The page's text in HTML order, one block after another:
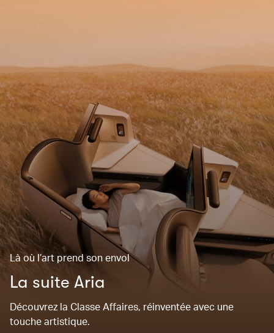
Là où l’art prend son envol
La suite Aria
Découvrez la Classe Affaires, réinventée avec une
touche artistique.